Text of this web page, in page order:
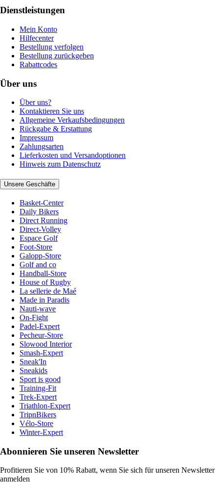
Dienstleistungen
Mein Konto
Hilfecenter
Bestellung verfolgen
Bestellung zurückgeben
Rabattcodes
Über uns
Über uns?
Kontaktieren Sie uns
Allgemeine Verkaufsbedingungen
Rückgabe & Erstattung
Impressum
Zahlungsarten
Lieferkosten und Versandoptionen
Hinweis zum Datenschutz
Unsere Geschäfte
Basket-Center
Daily Bikers
Direct Running
Direct-Volley
Espace Golf
Foot-Store
Galopp-Store
Golf and co
Handball-Store
House of Rugby
La sellerie de Maé
Made in Paradis
Nauti-wave
On-Fight
Padel-Expert
Pecheur-Store
Slowood Interior
Smash-Expert
Sneak'In
Sneakids
Sport is good
Training-Fit
Trek-Expert
Triathlon-Expert
TripnBikers
Vélo-Store
Winter-Expert
Abonnieren Sie unseren Newsletter
Profitieren Sie von 10% Rabatt, wenn Sie sich für unseren Newsletter
anmelden